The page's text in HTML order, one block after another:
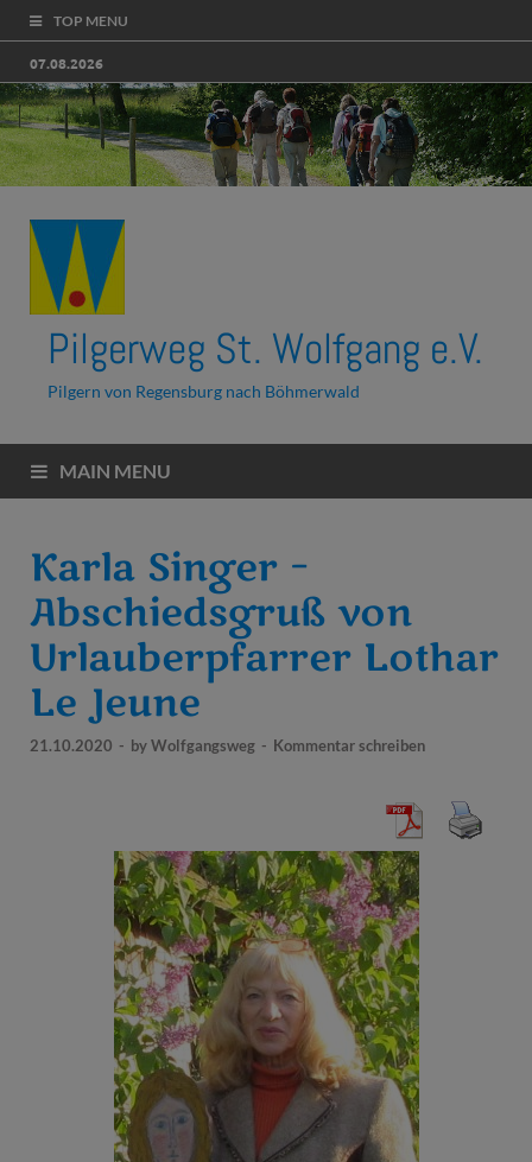
TOP MENU
07.08.2026
Pilgerweg St. Wolfgang e.V.
Pilgern von Regensburg nach Böhmerwald
MAIN MENU
Karla Singer –
Abschiedsgruß von
Urlauberpfarrer Lothar
Le Jeune
21.10.2020 - byWolfgangsweg - Kommentar schreiben